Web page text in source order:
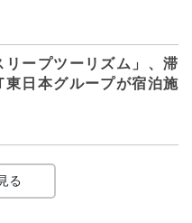
リープツーリズム」、滞
日本グループが宿泊施
る